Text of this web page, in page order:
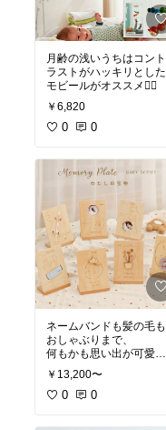
月齢の浅いうちはコント
ラストがハッキリとした
モビールがオススメ☝🏻
￥6,820
0 0
ネームバンドも髪の毛も
おしゃぶりまで、
何もかも思い出が可愛く
可愛すぎる☺️
￥13,200〜
0 0